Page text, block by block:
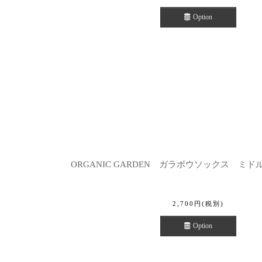
Option
ORGANIC GARDEN ガラボウソックス ミド
2,700 円 (税別)
Option